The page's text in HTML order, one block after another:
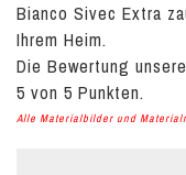
Bianco Sivec Extra
Ihrem Heim.
Die Bewertung
5 von 5 Punkten.
Alle Materialbilder und